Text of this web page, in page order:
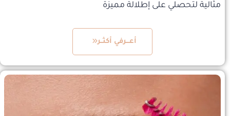
مثالية لتحصلي على إطلالة مميزة
أعـــرفي أكثــر